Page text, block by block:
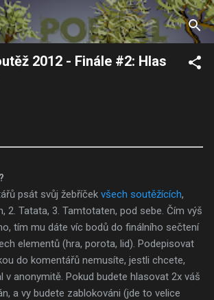
Přeskočit na hlavní obsah
2012 - Finále #2: Hlas
psát svůj žebříček všech soutěžících,
2. Tatata, 3. Tamtotaten, pod sebe. Čím výš
tím mu dáte víc bodů do finálního sečtení
elementů (hra, porota, lid). Podepisovat
do komentářů nemusíte, jestli chcete,
v anonymitě. Pokud budete hlasovat 2x váš
a vy budete zablokováni (jde to velice